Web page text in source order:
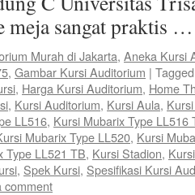
meja sangat praktis
Murah di Jakarta, Aneka Kursi
, Gambar Kursi Auditorium | Tagged
, Harga Kursi Auditorium, Home
, Kursi Auditorium, Kursi Aula,
LL516, Kursi Mubarix Type LL516
Mubarix Type LL520, Kursi
Type LL521 TB, Kursi Stadion,
, Spek Kursi, Spesifikasi Kursi
comment